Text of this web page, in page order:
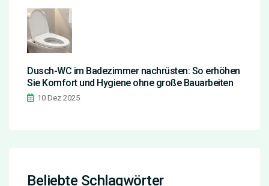
Dusch-WC im Badezimmer nachrüsten: So erhöhen
Sie Komfort und Hygiene ohne große Bauarbeiten
10 Dez 2025
Beliebte Schlagwörter